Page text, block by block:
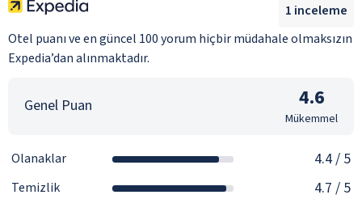
Otel puanı ve en güncel 100 yorum hiçbir müdahale olmaksızın
Expedia’dan alınmaktadır.
1 inceleme
Genel Puan 4.6
Mükemmel
Olanaklar 4.4/ 5
Temizlik 4.7 / 5